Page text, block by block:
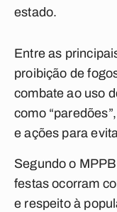
estado.
Entre as
proibição de
combate ao uso
como
e ações para
Segundo o
festas ocorram
e respeito à